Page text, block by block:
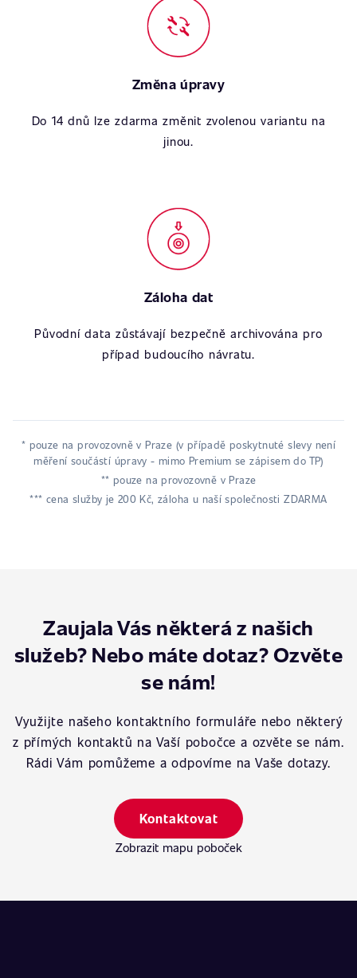
Změna úpravy
Do 14 dnů lze zdarma změnit zvolenou variantu na
jinou.
Záloha dat
Původní data zůstávají bezpečně archivována pro
případ budoucího návratu.
* pouze na provozovně v Praze (v případě poskytnuté slevy není
měření součástí úpravy - mimo Premium se zápisem do TP)
** pouze na provozovně v Praze
*** cena služby je 200 Kč, záloha u naší společnosti ZDARMA
Zaujala Vás některá z našich
služeb? Nebo máte dotaz? Ozvěte
se nám!
Využijte našeho kontaktního formuláře nebo některý
z přímých kontaktů na Vaší pobočce a ozvěte se nám.
Rádi Vám pomůžeme a odpovíme na Vaše dotazy.
Kontaktovat
Zobrazit mapu poboček